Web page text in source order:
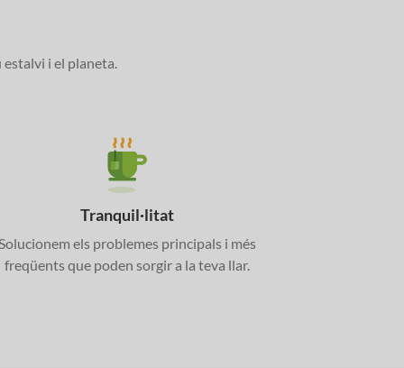
i el planeta.
Tranquil·litat
els problemes principals i més
freqüents que poden sorgir a la teva llar.